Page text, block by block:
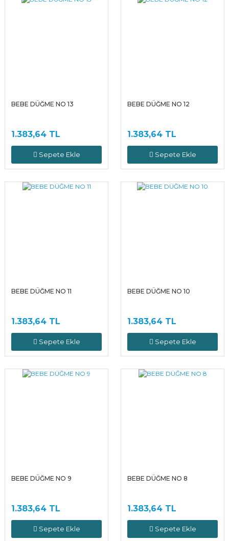
BEBE DÜĞME NO 13
1.383,64 TL
Sepete Ekle
BEBE DÜĞME NO 12
1.383,64 TL
Sepete Ekle
BEBE DÜĞME NO 11
1.383,64 TL
Sepete Ekle
BEBE DÜĞME NO 10
1.383,64 TL
Sepete Ekle
BEBE DÜĞME NO 9
1.383,64 TL
Sepete Ekle
BEBE DÜĞME NO 8
1.383,64 TL
Sepete Ekle